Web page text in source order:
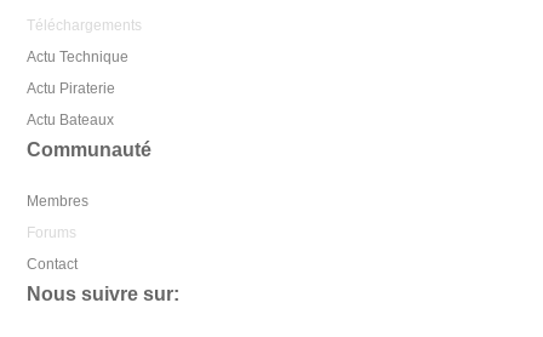
Téléchargements
Actu Technique
Actu Piraterie
Actu Bateaux
Communauté
Membres
Forums
Contact
Nous suivre sur: